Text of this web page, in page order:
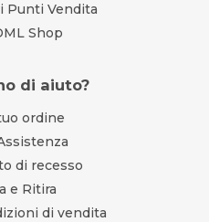
Punti Vendita
Shop
di aiuto?
ordine
di recesso
e Ritira
di vendita